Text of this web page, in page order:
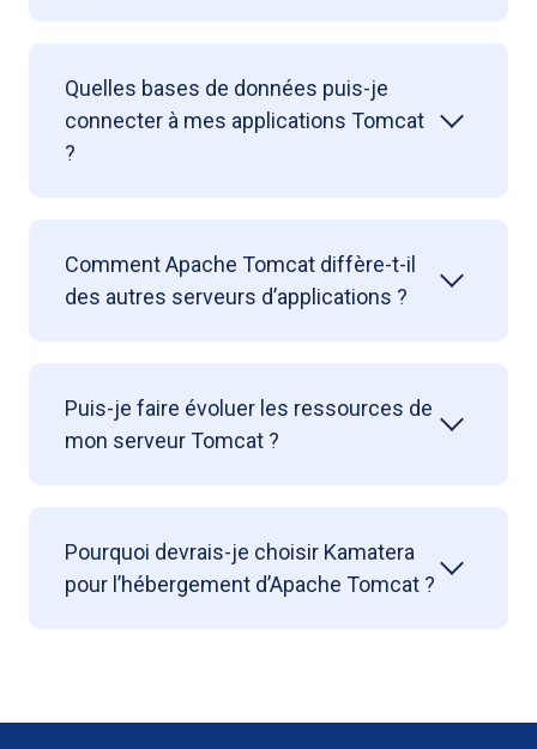
Quelles bases de données puis-je
connecter à mes applications Tomcat
?
Comment Apache Tomcat diffère-t-il
des autres serveurs d’applications ?
Puis-je faire évoluer les ressources de
mon serveur Tomcat ?
Pourquoi devrais-je choisir Kamatera
pour l’hébergement d’Apache Tomcat ?